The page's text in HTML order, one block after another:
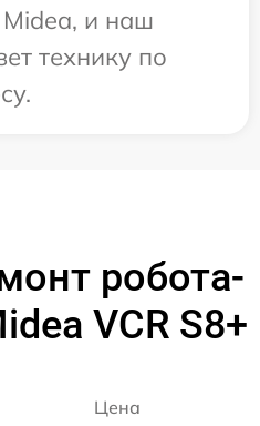
и наш
технику по
робота-
VCR S8+
Цена